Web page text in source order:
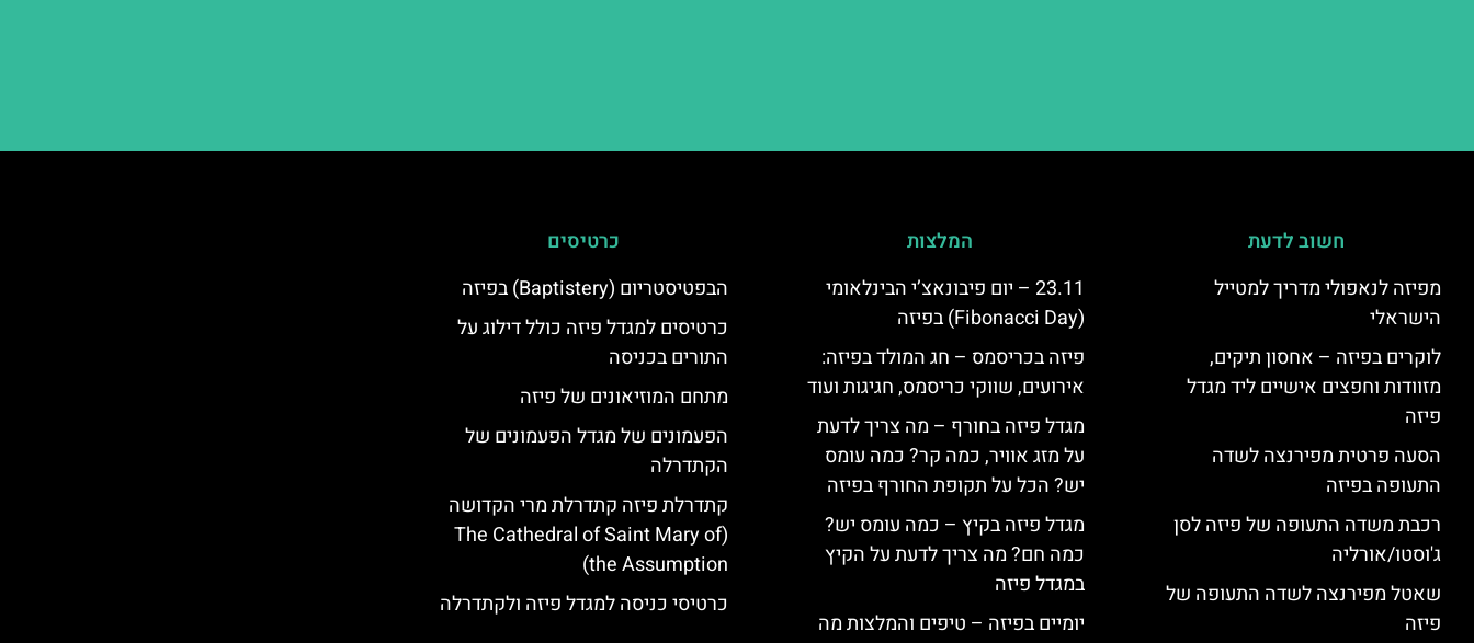
חשוב לדעת
מפיזה לנאפולי מדריך למטייל
הישראלי
לוקרים בפיזה – אחסון תיקים,
מזוודות וחפצים אישיים ליד מגדל
פיזה
הסעה פרטית מפירנצה לשדה
התעופה בפיזה
רכבת משדה התעופה של פיזה לסן
ג'וסטו/אורליה
שאטל מפירנצה לשדה התעופה של
פיזה
המלצות
23.11 – יום פיבונאצ’י הבינלאומי
(Fibonacci Day) בפיזה
פיזה בכריסמס – חג המולד בפיזה:
אירועים, שווקי כריסמס, חגיגות ועוד
מגדל פיזה בחורף – מה צריך לדעת
על מזג אוויר, כמה קר? כמה עומס
יש? הכל על תקופת החורף בפיזה
מגדל פיזה בקיץ – כמה עומס יש?
כמה חם? מה צריך לדעת על הקיץ
במגדל פיזה
יומיים בפיזה – טיפים והמלצות מה
כרטיסים
הבפטיסטריום (Baptistery) בפיזה
כרטיסים למגדל פיזה כולל דילוג על
התורים בכניסה
מתחם המוזיאונים של פיזה
הפעמונים של מגדל הפעמונים של
הקתדרלה
קתדרלת פיזה קתדרלת מרי הקדושה
(The Cathedral of Saint Mary of
the Assumption)
כרטיסי כניסה למגדל פיזה ולקתדרלה